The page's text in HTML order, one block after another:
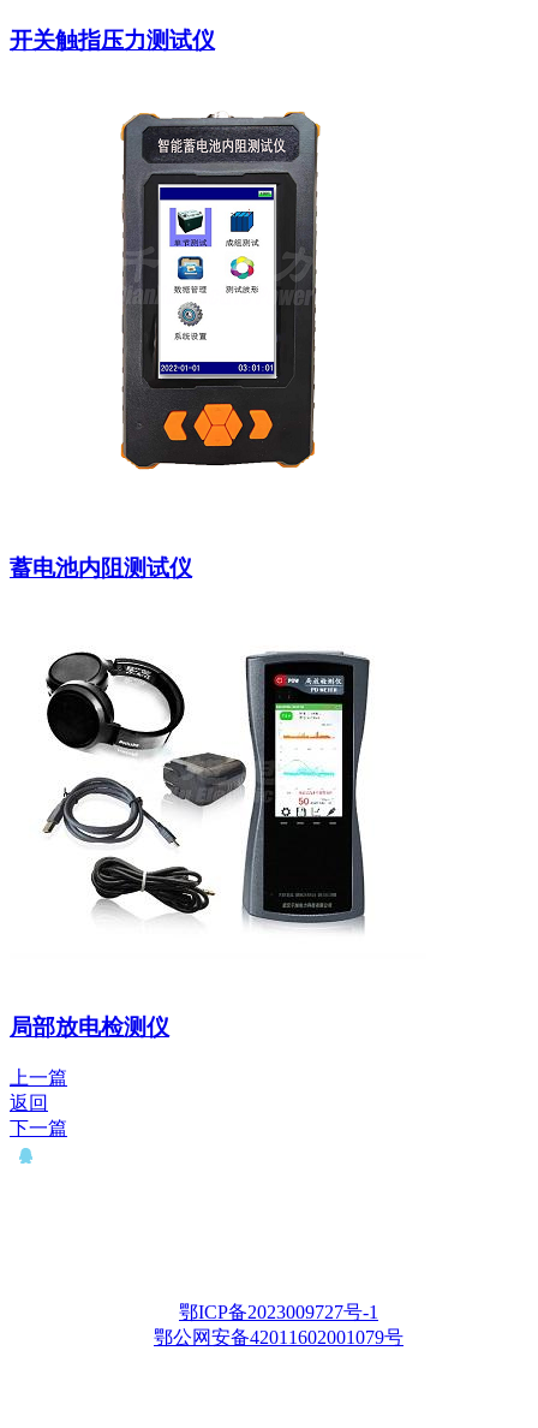
开关触指压力测试仪
蓄电池内阻测试仪
局部放电检测仪
上一篇
返回
下一篇
鄂ICP备2023009727号-1
鄂公网安备42011602001079号